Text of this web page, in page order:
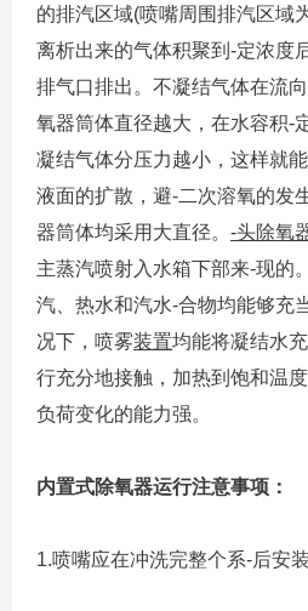
的排汽区域(喷嘴周围排汽区域
离析出来的气体积聚到-定浓度
排气口排出。不凝结气体在流
氧器筒体直径越大，在水容积-
凝结气体分压力越小，这样就
液面的扩散，避-二次溶氧的发
器筒体均采用大直径。 -头除氧
主蒸汽喷射入水箱下部来-现的
汽、热水和汽水-合物均能够充
况下，喷雾装置均能将凝结水
行充分地接触，加热到饱和温
负荷变化的能力强。
内置式除氧器运行注意事项：
1.喷嘴应在冲洗完整个系-后安装